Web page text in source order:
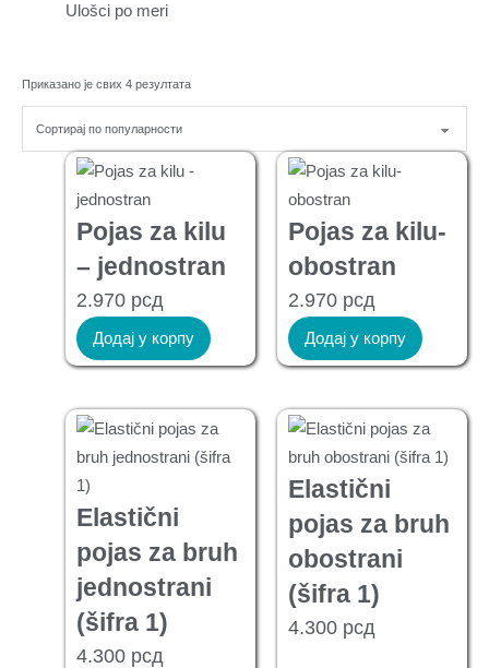
Ulošci po meri
Приказано је свих 4 резултата
Pojas za kilu
– jednostran
2.970 рсд
Додај у корпу
Pojas za kilu-
obostran
2.970 рсд
Додај у корпу
Elastični
pojas za bruh
jednostrani
(šifra 1)
4.300 рсд
Elastični
pojas za bruh
obostrani
(šifra 1)
4.300 рсд